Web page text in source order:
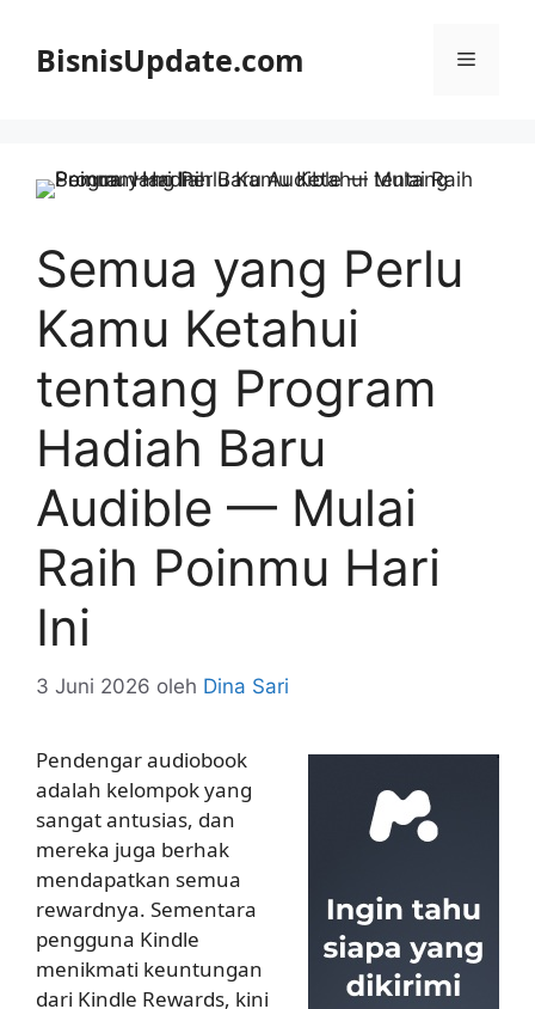
BisnisUpdate.com Menu
Semua yang Perlu
Kamu Ketahui
tentang Program
Hadiah Baru
Audible — Mulai
Raih Poinmu Hari
Ini
3 Juni 2026 oleh Dina Sari
Pendengar audiobook
adalah kelompok yang
sangat antusias, dan
mereka juga berhak
mendapatkan semua
rewardnya. Sementara
pengguna Kindle
menikmati keuntungan
dari Kindle Rewards, kini